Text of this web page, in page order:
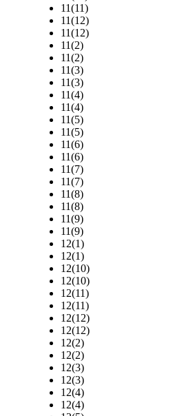
11(11)
11(12)
11(12)
11(2)
11(2)
11(3)
11(3)
11(4)
11(4)
11(5)
11(5)
11(6)
11(6)
11(7)
11(7)
11(8)
11(8)
11(9)
11(9)
12(1)
12(1)
12(10)
12(10)
12(11)
12(11)
12(12)
12(12)
12(2)
12(2)
12(3)
12(3)
12(4)
12(4)